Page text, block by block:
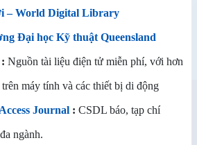
– World Digital Library
Đại học Kỹ thuật Queensland
: Nguồn tài liệu điện tử miễn phí, với hơn
máy tính và các thiết bị di động
Journal : CSDL báo, tạp chí
ngành.